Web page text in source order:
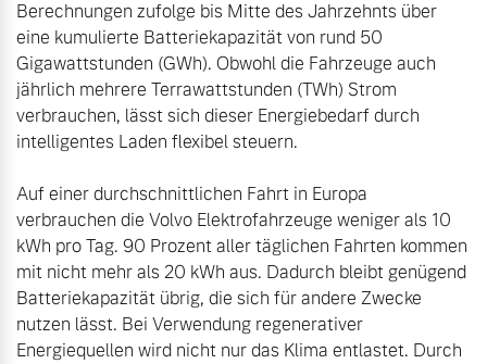
Berechnungen zufolge bis Mitte des Jahrzehnts über
eine kumulierte Batteriekapazität von rund 50
Gigawattstunden (GWh). Obwohl die Fahrzeuge auch
jährlich mehrere Terrawattstunden (TWh) Strom
verbrauchen, lässt sich dieser Energiebedarf durch
intelligentes Laden flexibel steuern.
Auf einer durchschnittlichen Fahrt in Europa
verbrauchen die Volvo Elektrofahrzeuge weniger als 10
kWh pro Tag. 90 Prozent aller täglichen Fahrten kommen
mit nicht mehr als 20 kWh aus. Dadurch bleibt genügend
Batteriekapazität übrig, die sich für andere Zwecke
nutzen lässt. Bei Verwendung regenerativer
Energiequellen wird nicht nur das Klima entlastet. Durch